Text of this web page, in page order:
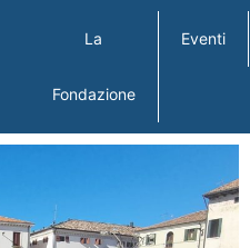
La
Fondazione
Eventi